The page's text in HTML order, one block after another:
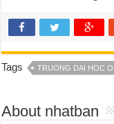
Tags TRUONG DAI HOC O
About nhatban